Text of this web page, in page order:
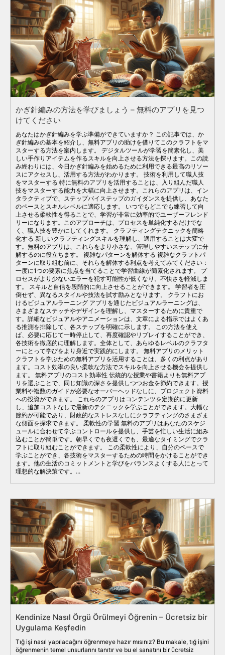
かぎ針編みの方法を学びましょう – 無料のアプリを見つ
けてください
あなたはかぎ針編みを学ぶ準備ができていますか？ この記事では、か
ぎ針編みの基本を紹介し、無料アプリの助けを借りてこのクラフトをマ
スターする方法を案内します。 デジタルツールが学習を簡素化し、美
しい手作りアイテムを作るスキルを向上させる方法を探ります。この読
み終わりには、今日かぎ針編みを始めるために利用できる最高のリソー
スにアクセスし、活用する方法がわかります。 技術を利用して職人技
をマスターする 特に無料のアプリを活用することは、入り組んだ職人
技をマスターする能力を大幅に向上させます。これらのアプリは、イン
タラクティブで、ステップバイステップのガイダンスを提供し、あなた
のペースとスキルレベルに適応します。 いつでもどこでも練習して向
上させる柔軟性を得ることで、学習が非常に効率的でユーザーフレンド
リーになります。このアプローチは、プロセスを単純化するだけでな
く、職人技を豊かにしてくれます。 クラフティングテクニックを簡略
化する 新しいクラフティングスキルを理解し、適用することは大変で
す。無料のアプリは、これらをより小さな、管理しやすいステップに分
解するのに役立ちます。 複雑なパターンを解体する 複雑なクラフトパ
ターンに取り組む前に、それらを解体する利点を考えてみてください：
一度に1つの要素に焦点を当てることで学習曲線が簡素化されます。 プ
ロセスがより少ないエラーを犯す可能性が低くなり、不快さを軽減しま
す。 スキルと自信を段階的に向上させることができます。 学習者を圧
倒せず、異なるスタイルや技法を試す励みとなります。 クラフトにお
けるビジュアルラーニング アプリを通じたビジュアルラーニングは、
さまざまなステッチやデザインを理解し、マスターするために貴重で
す。詳細なビジュアルやアニメーションは、文章による指示ではよくあ
る推測を排除して、各ステップを明確に示します。 この方法を使え
ば、必要に応じて一時停止して、再度確認やリプレイすることができ、
各技術を徹底的に理解します。全体として、あらゆるレベルのクラフタ
ーにとって学びをより身近で実践的にします。 無料アプリのメリット
クラフトを学ぶための無料アプリを活用することは、多くの利点があり
ます。コスト効率の良い柔軟な方法でスキルを向上させる機会を提供し
ます。 無料アプリのコスト効率性 伝統的な授業や書籍よりも無料アプ
リを選ぶことで、同じ知識の深さを提供しつつお金を節約できます。授
業料や複数のガイドが必要なオーバーヘッドなしに、プロジェクト資料
への投資ができます。 これらのアプリはコンテンツを定期的に更新
し、追加コストなしで最新のテクニックを学ぶことができます。大幅な
節約が可能であり、財政的なストレスなしにクラフティングのさまざま
な側面を探求できます。 柔軟性の学習 無料のアプリはあなたのスケジ
ュールに合わせて学ぶコントロールを提供し、手芸を忙しい生活に組み
込むことが簡単です。朝早くでも夜遅くでも、最適なタイミングでクラ
フトに取り組むことができます。 この柔軟性により、自分のペースで
学ぶことができ、各技術をマスターするための時間をかけることができ
ます。他の生活のコミットメントと学びをバランスよくする人にとって
理想的な解決策です。...
Kendinize Nasıl Örgü Örülmeyi Öğrenin – Ücretsiz bir
Uygulama Keşfedin
Tığ işi nasıl yapılacağını öğrenmeye hazır mısınız? Bu makale, tığ işini
öğrenmenin temel unsurlarını tanıtır ve bu el sanatını bir ücretsiz